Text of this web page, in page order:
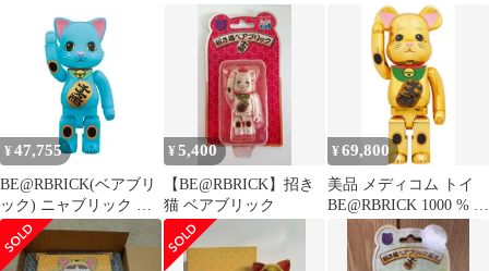
ッキ 千万両 金メッ
キ 金運
¥ 47,755
BE@RBRICK(ベアブリ
ック) ニャブリック 招
き猫 400% デニム 夜光
未開封
¥5,400
【BE@RBRICK】招き
猫 ベアブリック
¥69,800
美品 メディコム トイ
BE@RBRICK 1000 % 招